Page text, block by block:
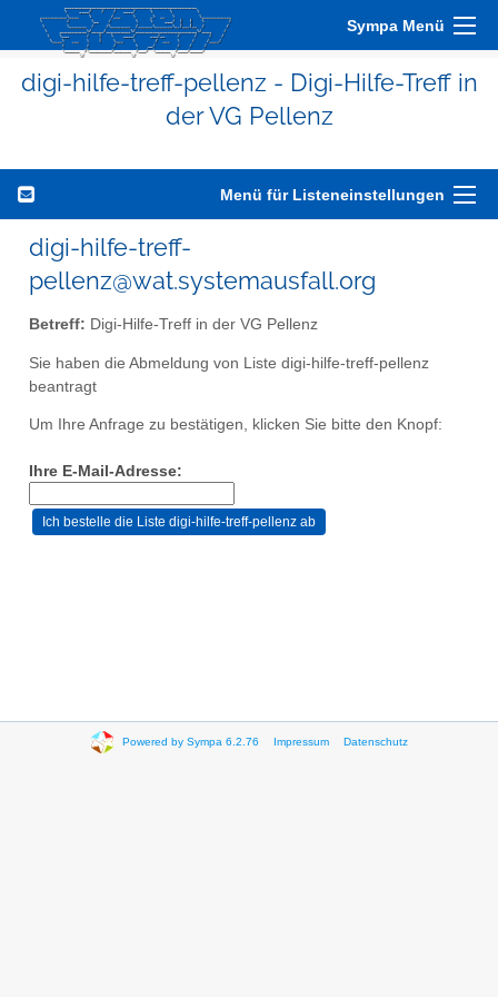
Sympa Menü
digi-hilfe-treff-pellenz - Digi-Hilfe-Treff in
der VG Pellenz
Menü für Listeneinstellungen
digi-hilfe-treff-
pellenz@wat.systemausfall.org
Betreff: Digi-Hilfe-Treff in der VG Pellenz
Sie haben die Abmeldung von Liste digi-hilfe-treff-pellenz
beantragt
Um Ihre Anfrage zu bestätigen, klicken Sie bitte den Knopf:
Ihre E-Mail-Adresse:
Powered by Sympa 6.2.76 Impressum Datenschutz